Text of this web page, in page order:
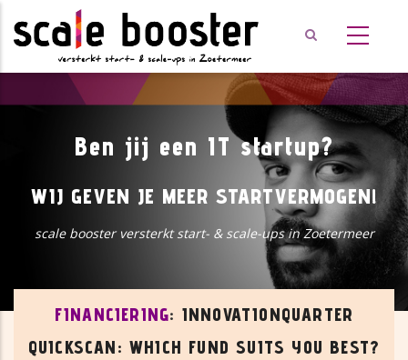
en
inhoud
Ben jij een IT startup?
WIJ GEVEN JE MEER STARTVERMOGEN!
scale booster versterkt start- & scale-ups in Zoetermeer
FINANCIERING: INNOVATIONQUARTER
QUICKSCAN: WHICH FUND SUITS YOU BEST?